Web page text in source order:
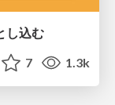
し込む
7 1.3k